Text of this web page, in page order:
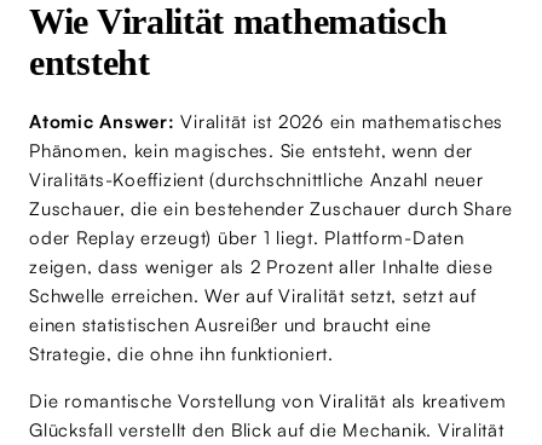
Wie Viralität mathematisch
entsteht
Atomic Answer: Viralität ist 2026 ein mathematisches
Phänomen, kein magisches. Sie entsteht, wenn der
Viralitäts-Koeffizient (durchschnittliche Anzahl neuer
Zuschauer, die ein bestehender Zuschauer durch Share
oder Replay erzeugt) über 1 liegt. Plattform-Daten
zeigen, dass weniger als 2 Prozent aller Inhalte diese
Schwelle erreichen. Wer auf Viralität setzt, setzt auf
einen statistischen Ausreißer und braucht eine
Strategie, die ohne ihn funktioniert.
Die romantische Vorstellung von Viralität als kreativem
Glücksfall verstellt den Blick auf die Mechanik. Viralität